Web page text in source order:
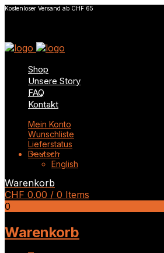
Kostenloser Versand ab CHF 65
Shop
Unsere Story
FAQ
Kontakt
Mein Konto
Wunschliste
Lieferstatus
Deutsch
English
Warenkorb
CHF 0.00 / 0 Items
0
Warenkorb